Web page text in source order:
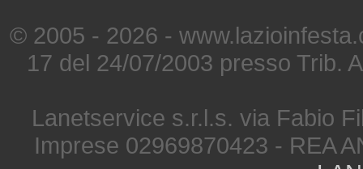
© 2005 - 2026 -
17 del 24/07/2003 presso Trib.
Lanetservice s.r.l.s. via Fabio
Imprese 02969870423 - REA